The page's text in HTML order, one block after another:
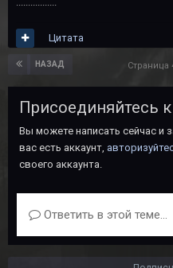
Цитата
НАЗАД Страница
Присоединяйтесь
Вы можете написать сейчас и
вас есть аккаунт,
своего аккаунта.
Ответить в этой теме...